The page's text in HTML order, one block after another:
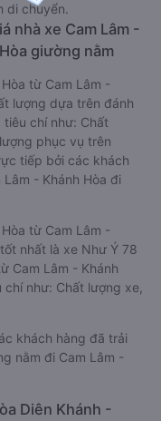
di chuyển.
nhà xe Cam Lâm -
giường nằm
từ Cam Lâm -
lượng dựa trên đánh
chí như: Chất
phục vụ trên
tiếp bởi các khách
- Khánh Hòa đi
từ Cam Lâm -
nhất là xe Như Ý 78
Cam Lâm - Khánh
như: Chất lượng xe,
khách hàng đã trải
nằm đi Cam Lâm -
Diên Khánh -